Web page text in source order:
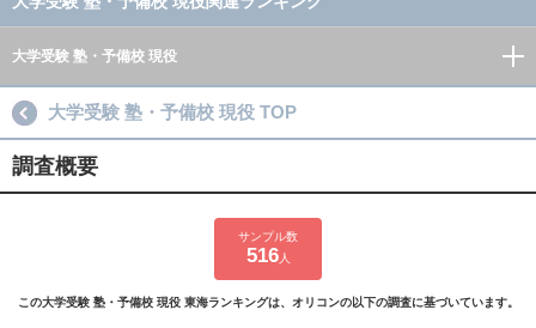
大学受験 塾・予備校 現役
大学受験 塾・予備校 現役 TOP
調査概要
サンプル数
516人
この大学受験 塾・予備校 現役 東海ランキングは、オリコンの以下の調査に基づいています。